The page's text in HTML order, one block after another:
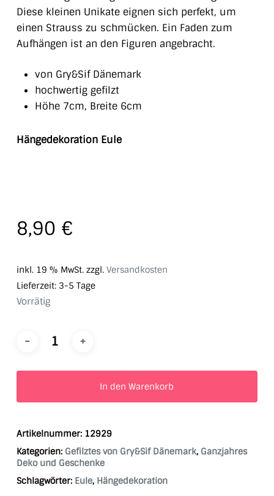
Diese kleinen Unikate eignen sich perfekt, um
einen Strauss zu schmücken. Ein Faden zum
Aufhängen ist an den Figuren angebracht.
von Gry&Sif Dänemark
hochwertig gefilzt
Höhe 7cm, Breite 6cm
Hängedekoration Eule
8,90 €
inkl. 19 % MwSt. zzgl. Versandkosten
Lieferzeit: 3-5 Tage
Vorrätig
In den Warenkorb
Artikelnummer: 12929
Kategorien: Gefilztes von Gry&Sif Dänemark, Ganzjahres
Deko und Geschenke
Schlagwörter: Eule, Hängedekoration